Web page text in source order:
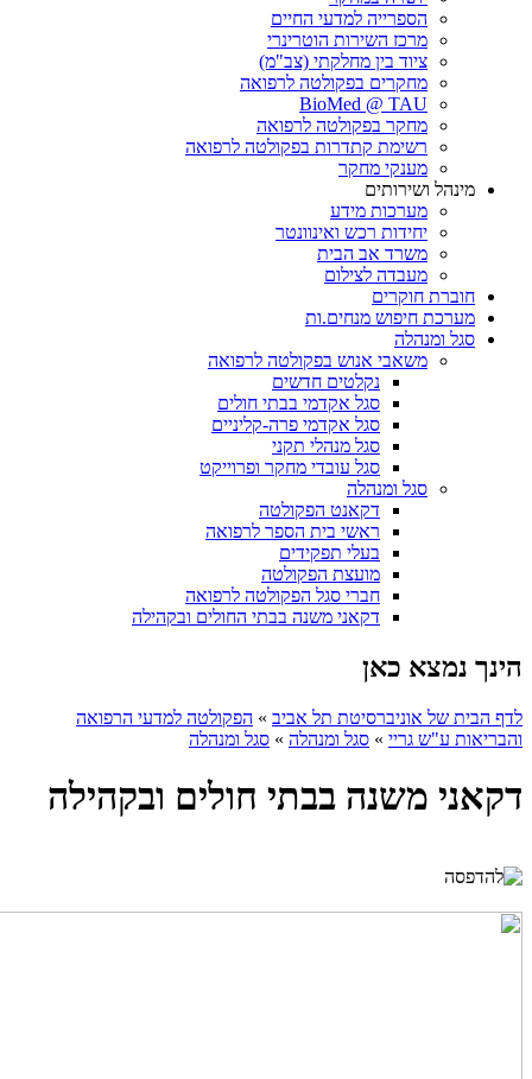
הספרייה למדעי החיים
מרכז השירות הוטרינרי
ציוד בין מחלקתי (צב"מ)
מחקרים בפקולטה לרפואה
BioMed @ TAU
מחקר בפקולטה לרפואה
רשימת קתדרות בפקולטה לרפואה
מענקי מחקר
מינהל ושירותים
מערכות מידע
יחידות רכש ואינוונטר
משרד אב הבית
מעבדה לצילום
חוברת חוקרים
מערכת חיפוש מנחים.ות
סגל ומנהלה
משאבי אנוש בפקולטה לרפואה
נקלטים חדשים
סגל אקדמי בבתי חולים
סגל אקדמי פרה-קליניים
סגל מנהלי תקני
סגל עובדי מחקר ופרוייקט
סגל ומנהלה
דקאנט הפקולטה
ראשי בית הספר לרפואה
בעלי תפקידים
מועצת הפקולטה
חברי סגל הפקולטה לרפואה
דקאני משנה בבתי החולים ובקהילה
הינך נמצא כאן
לדף הבית של אוניברסיטת תל אביב » הפקולטה למדעי הרפואה
והבריאות ע"ש גריי » סגל ומנהלה » סגל ומנהלה
דקאני משנה בבתי חולים ובקהילה